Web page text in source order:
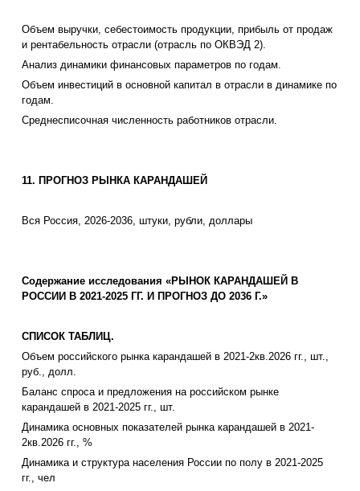
Объем выручки, себестоимость продукции, прибыль от продаж
и рентабельность отрасли (отрасль по ОКВЭД 2).
Анализ динамики финансовых параметров по годам.
Объем инвестиций в основной капитал в отрасли в динамике по
годам.
Среднесписочная численность работников отрасли.
11. ПРОГНОЗ РЫНКА КАРАНДАШЕЙ
Вся Россия, 2026-2036, штуки, рубли, доллары
Содержание исследования «РЫНОК КАРАНДАШЕЙ В
РОССИИ В 2021-2025 ГГ. И ПРОГНОЗ ДО 2036 Г.»
СПИСОК ТАБЛИЦ.
Объем российского рынка карандашей в 2021-2кв.2026 гг., шт.,
руб., долл.
Баланс спроса и предложения на российском рынке
карандашей в 2021-2025 гг., шт.
Динамика основных показателей рынка карандашей в 2021-
2кв.2026 гг., %
Динамика и структура населения России по полу в 2021-2025
гг., чел